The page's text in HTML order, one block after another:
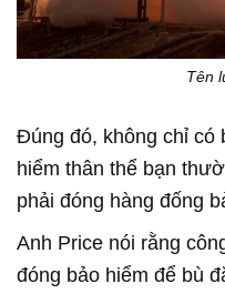
Tên
Đúng đó, không chỉ có
hiểm thân thể bạn
phải đóng hàng đống
Anh Price nói rằng
đóng bảo hiểm để bù